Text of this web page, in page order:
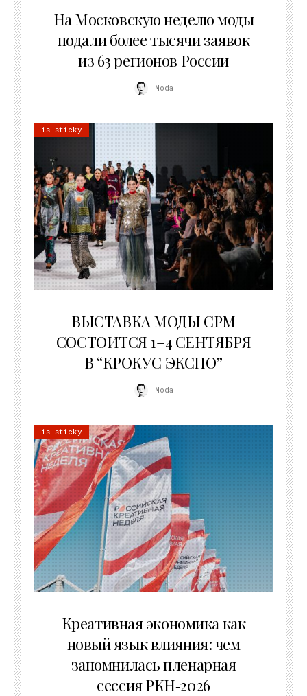
На Московскую неделю моды
подали более тысячи заявок
из 63 регионов России
Moda
is sticky
ВЫСТАВКА МОДЫ CPM
СОСТОИТСЯ 1–4 СЕНТЯБРЯ
В “КРОКУС ЭКСПО”
Moda
is sticky
Креативная экономика как
новый язык влияния: чем
запомнилась пленарная
сессия РКН‑2026